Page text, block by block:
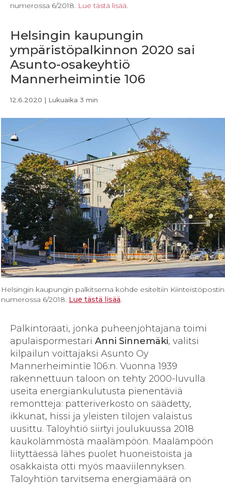
numerossa 6/2018.
Lue tästä lisää
Helsingin kaupungin
ympäristöpalkinnon 2020 sai
Asunto-osakeyhtiö
Mannerheimintie 106
12.6.2020 | Lukuaika 3 min
Helsingin kaupungin palkitsema kohde esiteltiin Kiinteistöpostin
numerossa 6/2018. Lue tästä lisää
Palkintoraati, jonka puheenjohtajana toimi
apulaispormestari Anni Sinnemäki, valitsi
kilpailun voittajaksi Asunto Oy
Mannerheimintie 106:n. Vuonna 1939
rakennettuun taloon on tehty 2000-luvulla
useita energiankulutusta pienentäviä
remontteja: patteriverkosto on säädetty,
ikkunat, hissi ja yleisten tilojen valaistus
uusittu. Taloyhtiö siirtyi joulukuussa 2018
kaukolämmöstä maalämpöön. Maalämpöön
liityttäessä lähes puolet huoneistoista ja
osakkaista otti myös maaviilennyksen.
Taloyhtiön tarvitsema energiamäärä on